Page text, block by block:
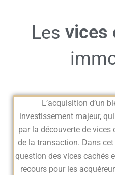
Les vices
L’acquisition d’un
investissement majeur,
par la découverte de
de la transaction. Dans
question des vices cachés
recours pour les